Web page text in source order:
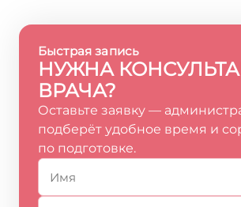
Быстрая запись
НУЖНА
ВРАЧА?
Оставьте заявку —
подберёт удобное время и
по подготовке.